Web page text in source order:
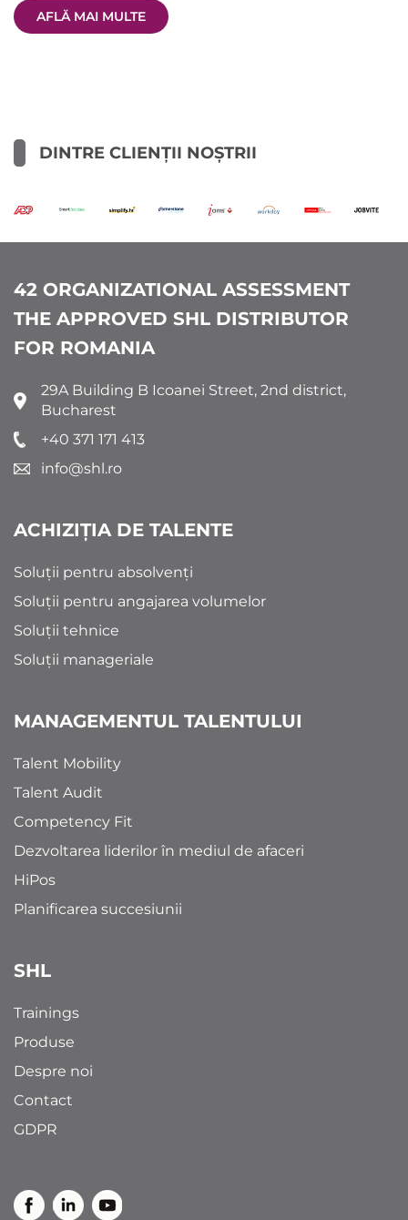
AFLĂ MAI MULTE
DINTRE CLIENȚII NOȘTRII
42 ORGANIZATIONAL ASSESSMENT
THE APPROVED SHL DISTRIBUTOR
FOR ROMANIA
29A Building B Icoanei Street, 2nd district,
Bucharest
+40 371 171 413
info@shl.ro
ACHIZIȚIA DE TALENTE
Soluții pentru absolvenți
Soluții pentru angajarea volumelor
Soluții tehnice
Soluții manageriale
MANAGEMENTUL TALENTULUI
Talent Mobility
Talent Audit
Competency Fit
Dezvoltarea liderilor în mediul de afaceri
HiPos
Planificarea succesiunii
SHL
Trainings
Produse
Despre noi
Contact
GDPR